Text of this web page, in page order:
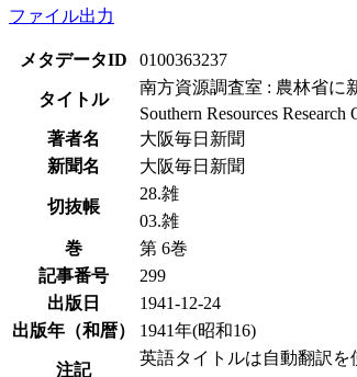
ファイル出力
メタデータID 0100363237
タイトル
南方資源調査室 : 農林省に
Southern Resources
著者名
大阪毎日新聞
新聞名
大阪毎日新聞
切抜帳
28.雑
03.雑
巻
第 6巻
記事番号
299
出版日
1941-12-24
出版年（和暦）
1941年(昭和16)
注記
英語タイトルは自動翻訳を